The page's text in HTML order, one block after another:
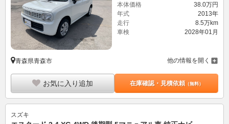
本体価格
38. 0万円
年式
2013年
走行
8.5万km
車検
2028年01月
青森県青森市 他の情報を開く
お気に入り追加 在庫確認・見積依頼（無料）
スズキ